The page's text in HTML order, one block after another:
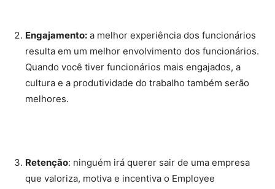
Engajamento: a melhor experiência dos funcionários
resulta em um melhor envolvimento dos funcionários.
Quando você tiver funcionários mais engajados, a
cultura e a produtividade do trabalho também serão
melhores.
Retenção: ninguém irá querer sair de uma empresa
que valoriza, motiva e incentiva o Employee